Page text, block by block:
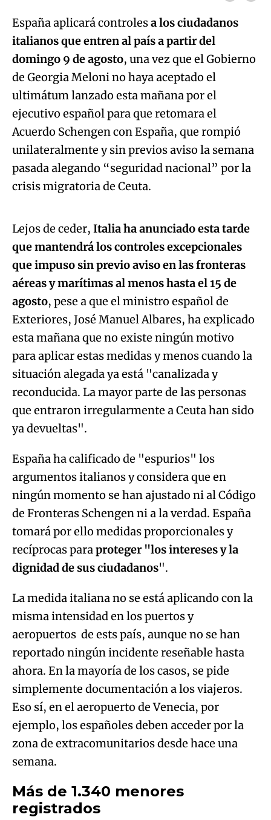
España aplicará controlesa los ciudadanos
italianos que entren al país a partir del
domingo 9 de agosto, una vez que el Gobierno
de Georgia Meloni no haya aceptado el
ultimátum lanzado esta mañana por el
ejecutivo español para que retomara el
Acuerdo Schengen con España, que rompió
unilateralmente y sin previos aviso la semana
pasada alegando “seguridad nacional” por la
crisis migratoria de Ceuta.
Algo salió mal.
An error occurred, please try again later.
Try again
Lejos de ceder, Italia ha anunciado esta tarde
que mantendrá los controles excepcionales
que impuso sin previo aviso en las fronteras
aéreas y marítimas al menos hasta el 15 de
agosto, pese a que el ministro español de
Exteriores, José Manuel Albares, ha explicado
esta mañana que no existe ningún motivo
para aplicar estas medidas y menos cuando la
situación alegada ya está "canalizada y
reconducida. La mayor parte de las personas
que entraron irregularmente a Ceuta han sido
ya devueltas".
España ha calificado de "espurios" los
argumentos italianos y considera que en
ningún momento se han ajustado ni al Código
de Fronteras Schengen ni a la verdad. España
tomará por ello medidas proporcionales y
recíprocas paraproteger "los intereses y la
dignidad de sus ciudadanos".
La medida italiana no se está aplicando con la
misma intensidad en los puertos y
aeropuertos de ests país, aunque no se han
reportado ningún incidente reseñable hasta
ahora. En la mayoría de los casos, se pide
simplemente documentación a los viajeros.
Eso sí, en el aeropuerto de Venecia, por
ejemplo, los españoles deben acceder por la
zona de extracomunitarios desde hace una
semana.
Más de 1.340 menores
registrados